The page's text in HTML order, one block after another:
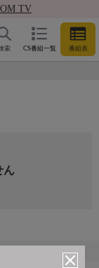
TV
CS番組一覧 番組表
索
ん